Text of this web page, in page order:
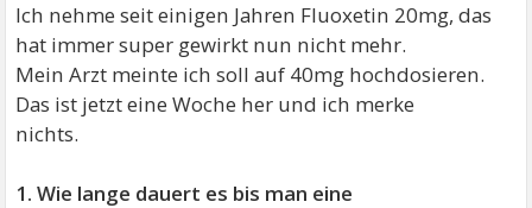
Ich nehme seit einigen Jahren Fluoxetin 20mg, das
hat immer super gewirkt nun nicht mehr.
Mein Arzt meinte ich soll auf 40mg hochdosieren.
Das ist jetzt eine Woche her und ich merke
nichts.
1. Wie lange dauert es bis man eine